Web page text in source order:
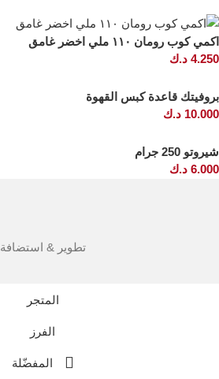
اكمي كوب رومان ١١٠ ملي اخضر غامق
4.250 د.ك
بروفيتك قاعدة كبس القهوة
10.000 د.ك
شيروتو 250 جرام
6.000 د.ك
تطوير & استضافة
المتجر
الفرز
المفضّلة